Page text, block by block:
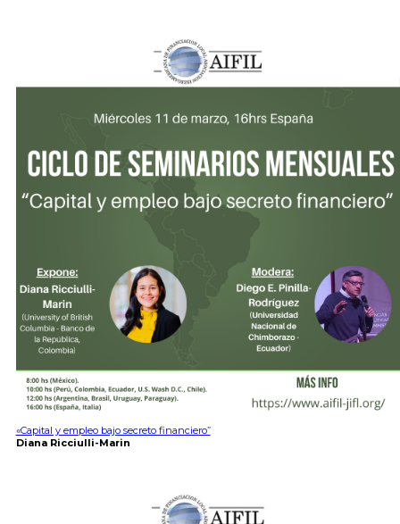
«Capital y empleo bajo secreto financiero”
Diana Ricciulli-Marin